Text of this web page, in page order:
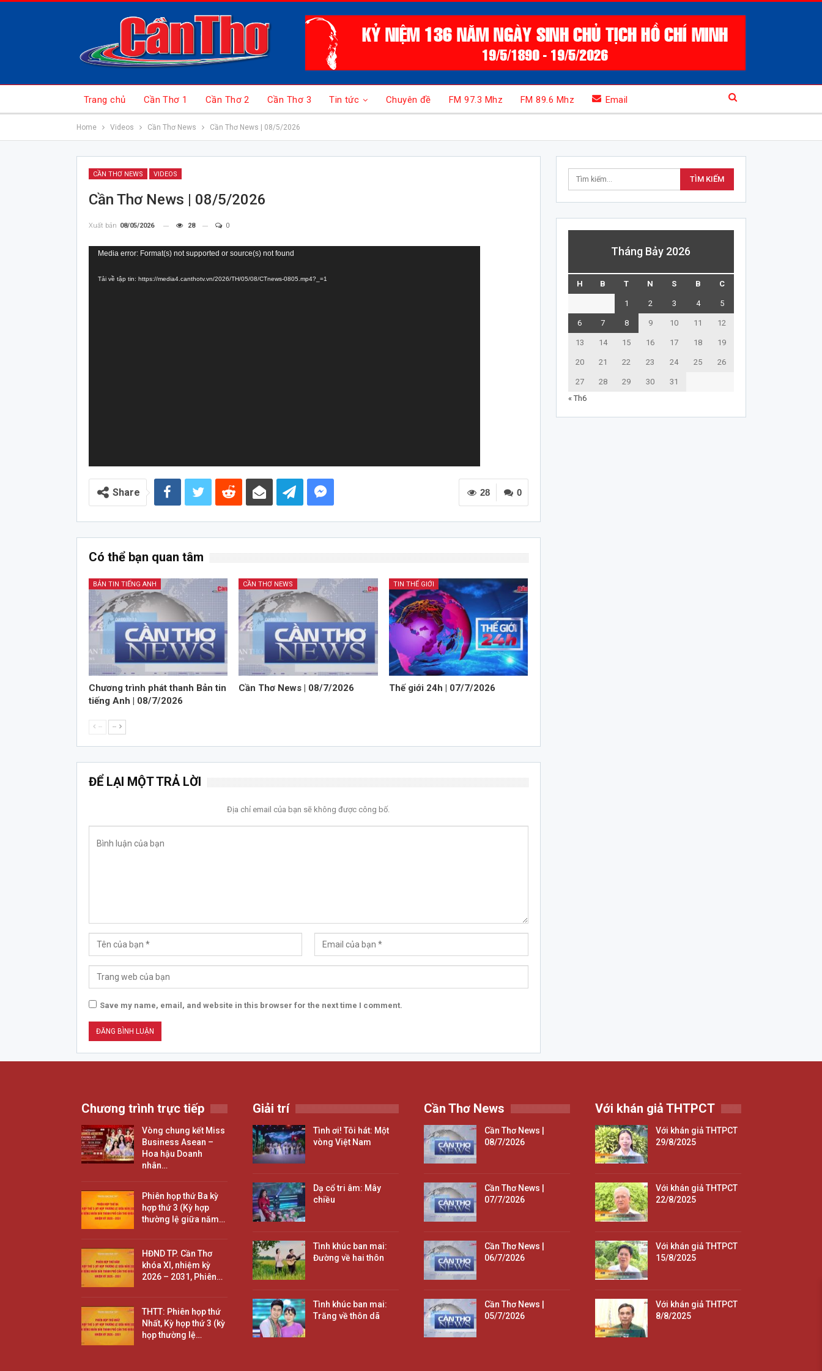
Trang chủ Cần Thơ 1 Cần Thơ 2 Cần Thơ 3 Tin tức Chuyên đề FM 97.3 Mhz FM 89.6 Mhz Email
Home Videos Cần Thơ News Cần Thơ News | 08/5/2026
CẦN THƠ NEWS VIDEOS
Cần Thơ News | 08/5/2026
Xuất bản 08/05/2026 28 0
Trình
Video
Media error: Format(s) not supported or source(s) not found
Tải về tập tin: https://media4.canthotv.vn/2026/TH/05/08/CTnews-0805.mp4?_=1
0
28
Share
Có thể bạn quan tâm
BẢN TIN TIẾNG ANH
Chương trình phát thanh Bản tin
tiếng Anh | 08/7/2026
CẦN THƠ NEWS
Cần Thơ News | 08/7/2026
TIN THẾ GIỚI
Thế giới 24h | 07/7/2026
-- --
ĐỂ LẠI MỘT TRẢ LỜI
Địa chỉ email của bạn sẽ không được công bố.
Save my name, email, and website in this browser for the next time I comment.
Tháng Bảy 2026
H B T N S B C
1 2 3 4 5
6 7 8 9 10 11 12
13 14 15 16 17 18 19
20 21 22 23 24 25 26
27 28 29 30
31
« Th6
Chương trình trực tiếp
Vòng chung kết Miss
Business Asean –
Hoa hậu Doanh
nhân…
Phiên họp thứ Ba kỳ
hợp thứ 3 (Kỳ hợp
thường lệ giữa năm…
HĐND TP. Cần Thơ
khóa XI, nhiệm kỳ
2026 – 2031, Phiên…
THTT: Phiên họp thứ
Nhất, Kỳ họp thứ 3 (kỳ
họp thường lệ…
Giải trí
Tình ơi! Tôi hát: Một
vòng Việt Nam
Dạ cổ tri âm: Mây
chiều
Tình khúc ban mai:
Đường về hai thôn
Tình khúc ban mai:
Trăng về thôn dã
Cần Thơ News
Cần Thơ News |
08/7/2026
Cần Thơ News |
07/7/2026
Cần Thơ News |
06/7/2026
Cần Thơ News |
05/7/2026
Với khán giả THTPCT
Với khán giả THTPCT
29/8/2025
Với khán giả THTPCT
22/8/2025
Với khán giả THTPCT
15/8/2025
Với khán giả THTPCT
8/8/2025